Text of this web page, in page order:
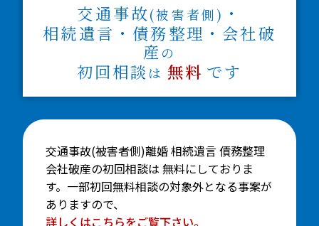
交通事故(被害者側) ・
相続遺言・債務整理・会社破
産の
初回相談 は 無料 です
交通事故(被害者側)離婚 相続遺言 債務整理
会社破産の初回相談は 無料にしておりま
す。一部初回無料相談の対象外となる事案が
ありますので、
詳しくはこちらをご覧下さい。